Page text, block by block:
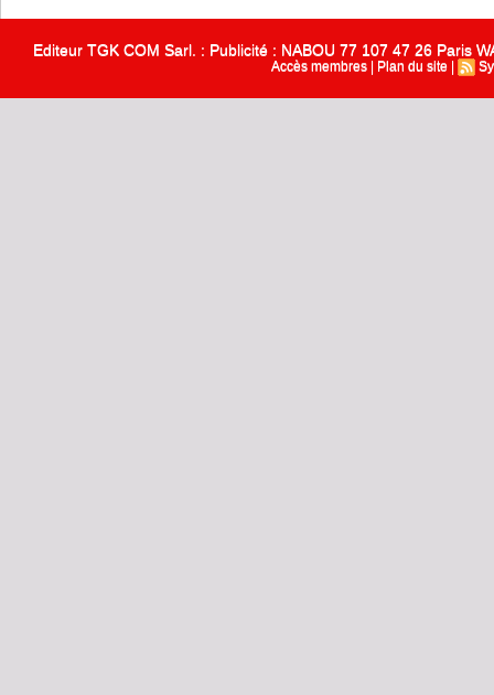
Editeur TGK COM Sarl. : Publicité : NABOU 77 107 47 26 Paris
Accès membres Plan du site